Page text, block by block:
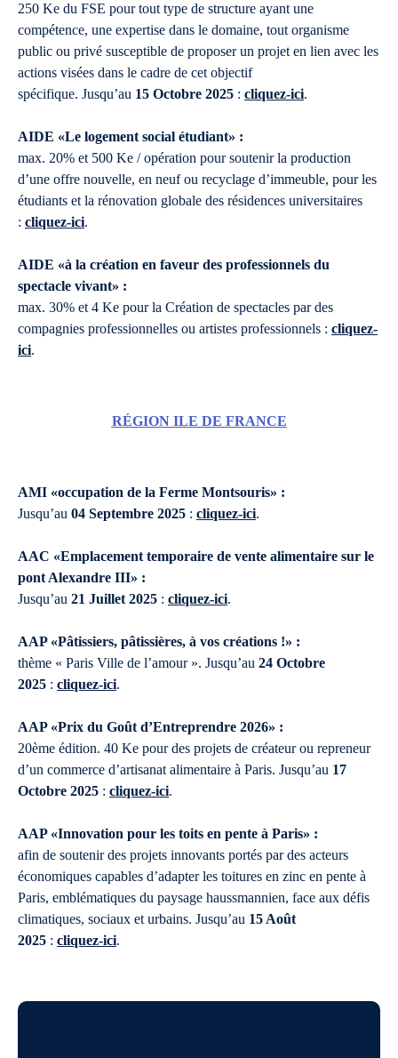
250 Ke du FSE pour tout type de structure ayant une
compétence, une expertise dans le domaine, tout organisme
public ou privé susceptible de proposer un projet en lien avec les
actions visées dans le cadre de cet objectif
spécifique. Jusqu’au 15 Octobre 2025 : cliquez-ici.
AIDE «Le logement social étudiant» :
max. 20% et 500 Ke / opération pour soutenir la production
d’une offre nouvelle, en neuf ou recyclage d’immeuble, pour les
étudiants et la rénovation globale des résidences universitaires
: cliquez-ici.
AIDE «à la création en faveur des professionnels du
spectacle vivant» :
max. 30% et 4 Ke pour la Création de spectacles par des
compagnies professionnelles ou artistes professionnels : cliquez-
ici.
RÉGION ILE DE FRANCE
AMI «occupation de la Ferme Montsouris» :
Jusqu’au 04 Septembre 2025 : cliquez-ici.
AAC «Emplacement temporaire de vente alimentaire sur le
pont Alexandre III» :
Jusqu’au 21 Juillet 2025 : cliquez-ici.
AAP «Pâtissiers, pâtissières, à vos créations !» :
thème « Paris Ville de l’amour ». Jusqu’au 24 Octobre
2025 : cliquez-ici.
AAP «Prix du Goût d’Entreprendre 2026» :
20ème édition. 40 Ke pour des projets de créateur ou repreneur
d’un commerce d’artisanat alimentaire à Paris. Jusqu’au 17
Octobre 2025 : cliquez-ici.
AAP «Innovation pour les toits en pente à Paris» :
afin de soutenir des projets innovants portés par des acteurs
économiques capables d’adapter les toitures en zinc en pente à
Paris, emblématiques du paysage haussmannien, face aux défis
climatiques, sociaux et urbains. Jusqu’au 15 Août
2025 : cliquez-ici.